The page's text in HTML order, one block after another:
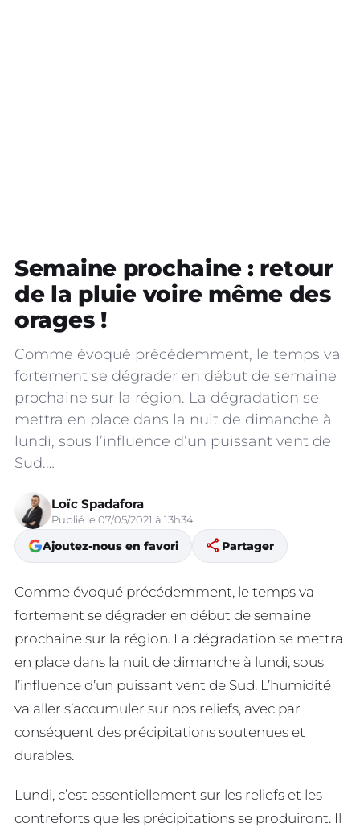
Semaine prochaine : retour
de la pluie voire même des
orages !
Comme évoqué précédemment, le temps va
fortement se dégrader en début de semaine
prochaine sur la région. La dégradation se
mettra en place dans la nuit de dimanche à
lundi, sous l’influence d’un puissant vent de
Sud.…
Loïc Spadafora
Publié le 07/05/2021 à 13h34
Ajoutez-nous en favori share Partager
Comme évoqué précédemment, le temps va
fortement se dégrader en début de semaine
prochaine sur la région. La dégradation se mettra
en place dans la nuit de dimanche à lundi, sous
l’influence d’un puissant vent de Sud. L’humidité
va aller s’accumuler sur nos reliefs, avec par
conséquent des précipitations soutenues et
durables.
Lundi, c’est essentiellement sur les reliefs et les
contreforts que les précipitations se produiront. Il